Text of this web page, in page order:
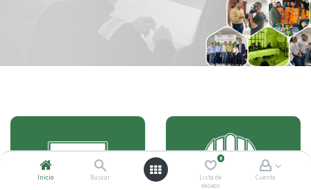
Inicio Buscar
0
Lista de
deseos
Cuenta